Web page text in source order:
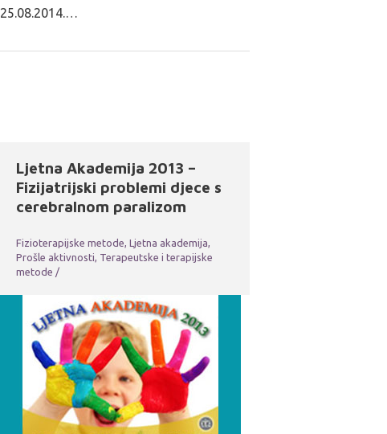
25.08.2014.…
Ljetna Akademija 2013 –
Fizijatrijski problemi djece s
cerebralnom paralizom
Fizioterapijske metode,Ljetna akademija,
Prošle aktivnosti, Terapeutske i terapijske
metode /